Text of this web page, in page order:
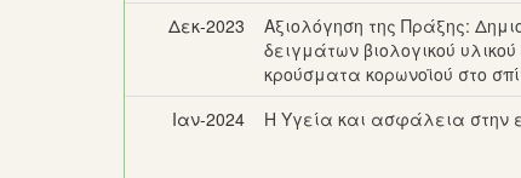
Δεκ-2023
Αξιολόγηση της Πράξης:
δειγμάτων βιολογικού
κρούσματα κορωνοϊού στο
Ιαν-2024 Η Υγεία και ασφάλεια στην